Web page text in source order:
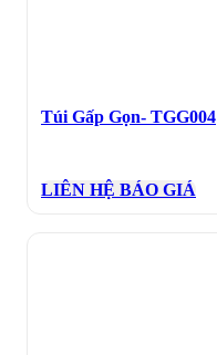
Túi Gấp Gọn- TGG004
LIÊN HỆ BÁO GIÁ